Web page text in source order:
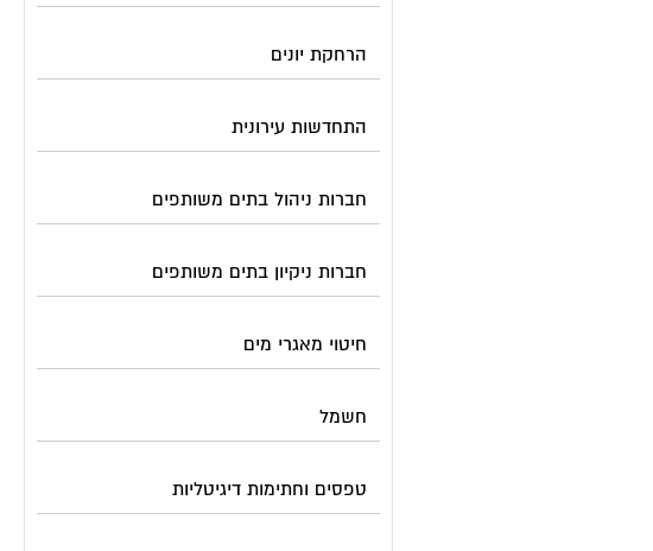
הרחקת יונים
התחדשות עירונית
חברות ניהול בתים משותפים
חברות ניקיון בתים משותפים
חיטוי מאגרי מים
חשמל
טפסים וחתימות דיגיטליות